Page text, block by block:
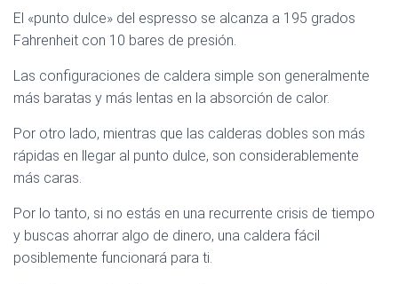
El «punto dulce» del espresso se alcanza a 195 grados
Fahrenheit con 10 bares de presión.
Las configuraciones de caldera simple son generalmente
más baratas y más lentas en la absorción de calor.
Por otro lado, mientras que las calderas dobles son más
rápidas en llegar al punto dulce, son considerablemente
más caras.
Por lo tanto, si no estás en una recurrente crisis de tiempo
y buscas ahorrar algo de dinero, una caldera fácil
posiblemente funcionará para ti.